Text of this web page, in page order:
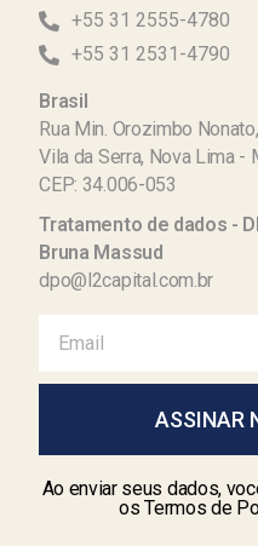
+55 31 2555-4780
+55 31 2531-4790
Brasil
Rua Min. Orozimbo
Vila da Serra, Nova Lima -
CEP: 34.006-053
Tratamento de dados -
Bruna Massud
dpo@l2capital.com.br
ASSINAR
Ao enviar seus dados,
os Termos de